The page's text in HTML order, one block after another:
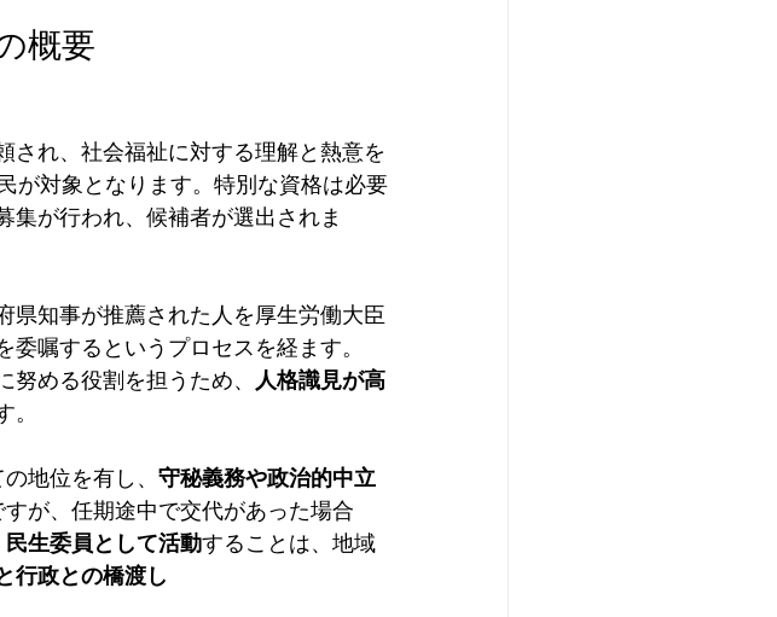
概要
され、社会福祉に対する理解と熱意を
が対象となります。特別な資格は必要
集が行われ、候補者が選出されま
県知事が推薦された人を厚生労働大臣
委嘱するというプロセスを経ます。
努める役割を担うため、
人格識見が高
地位を有し、 守秘義務や政治的中立
が、任期途中で交代があった場合
民生委員として活動することは、地域
行政との橋渡し